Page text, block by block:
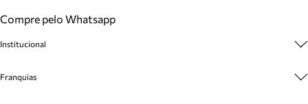
Compre pelo Whatsapp
Institucional
Cashback
Franquias